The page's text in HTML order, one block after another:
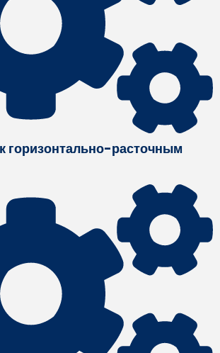
горизонтально-расточным